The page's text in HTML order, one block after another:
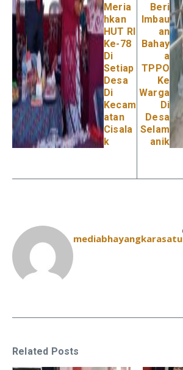
Meria
hkan
HUT RI
Ke-78
Di
Setiap
Desa
Di
Kecam
atan
Cisala
k
Beri
Imbau
an
Bahay
a
TPPO
Ke
Warga
Di
Desa
Selam
anik
mediabhayangkarasatu
Related Posts